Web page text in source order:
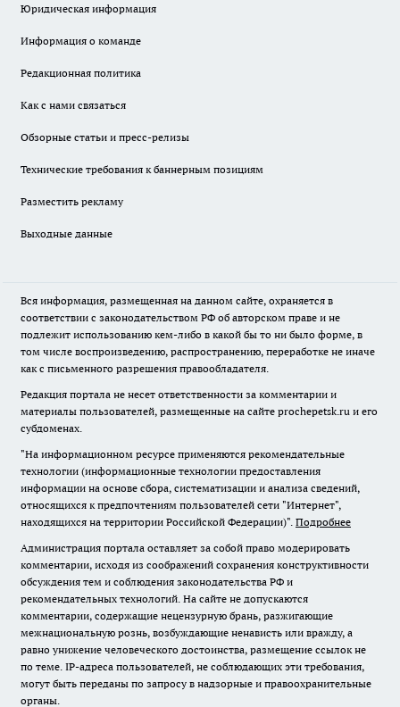
Юридическая информация
Информация о команде
Редакционная политика
Как с нами связаться
Обзорные статьи и пресс-релизы
Технические требования к баннерным позициям
Разместить рекламу
Выходные данные
Вся информация, размещенная на данном сайте, охраняется в
соответствии с законодательством РФ об авторском праве и не
подлежит использованию кем-либо в какой бы то ни было форме, в
том числе воспроизведению, распространению, переработке не иначе
как с письменного разрешения правообладателя.
Редакция портала не несет ответственности за комментарии и
материалы пользователей, размещенные на сайте prochepetsk.ru и его
субдоменах.
"На информационном ресурсе применяются рекомендательные
технологии (информационные технологии предоставления
информации на основе сбора, систематизации и анализа сведений,
относящихся к предпочтениям пользователей сети "Интернет",
находящихся на территории Российской Федерации)". Подробнее
Администрация портала оставляет за собой право модерировать
комментарии, исходя из соображений сохранения конструктивности
обсуждения тем и соблюдения законодательства РФ и
рекомендательных технологий. На сайте не допускаются
комментарии, содержащие нецензурную брань, разжигающие
межнациональную рознь, возбуждающие ненависть или вражду, а
равно унижение человеческого достоинства, размещение ссылок не
по теме. IP-адреса пользователей, не соблюдающих эти требования,
могут быть переданы по запросу в надзорные и правоохранительные
органы.